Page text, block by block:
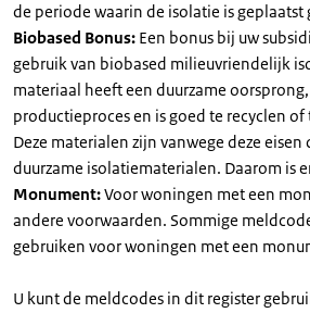
de periode waarin de isolatie is geplaatst
Biobased Bonus: Een bonus bij uw
gebruik van biobased milieuvriendelijk
materiaal heeft een duurzame
productieproces en is goed te recyclen of
Deze materialen zijn vanwege deze
duurzame isolatiematerialen. Daarom is
Monument:Voor woningen met een
andere voorwaarden. Sommige
gebruiken voor woningen met een
U kunt de meldcodes in dit register